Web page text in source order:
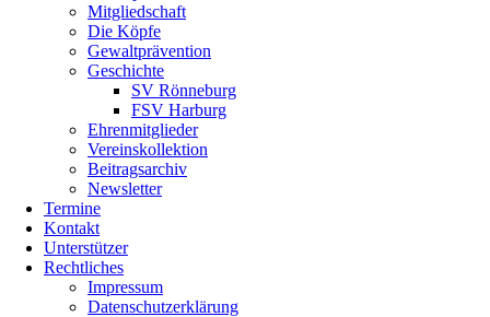
Mitgliedschaft
Die Köpfe
Gewaltprävention
Geschichte
SV Rönneburg
FSV Harburg
Ehrenmitglieder
Vereinskollektion
Beitragsarchiv
Newsletter
Termine
Kontakt
Unterstützer
Rechtliches
Impressum
Datenschutzerklärung